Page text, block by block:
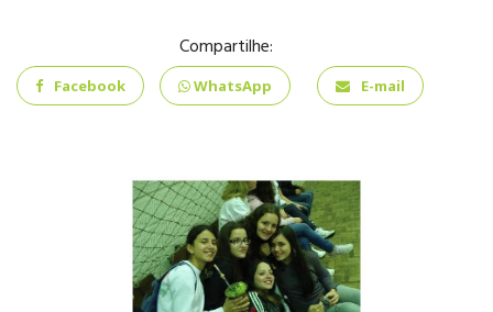
FUNDAMENTAL
Compartilhe:
Facebook WhatsApp E-mail